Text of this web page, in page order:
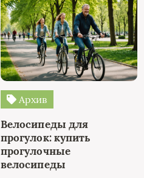
Архив
Велосипеды для
прогулок: купить
прогулочные
велосипеды